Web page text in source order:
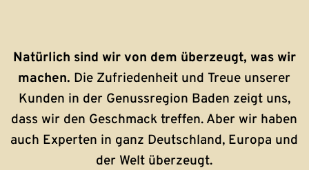
Natürlich sind wir von dem überzeugt, was wir
machen. Die Zufriedenheit und Treue unserer
Kunden in der Genussregion Baden zeigt uns,
dass wir den Geschmack treffen. Aber wir haben
auch Experten in ganz Deutschland, Europa und
der Welt überzeugt.